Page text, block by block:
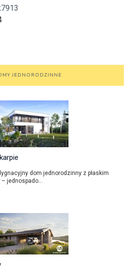
JEDNORODZINNE
dom jednorodzinny z płaskim
jednospado...